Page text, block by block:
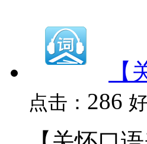
点击： 286